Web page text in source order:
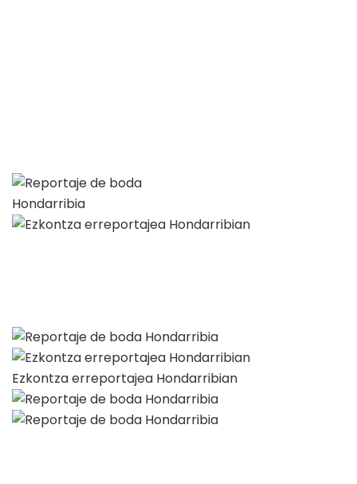
Ezkontza erreportajea Hondarribian